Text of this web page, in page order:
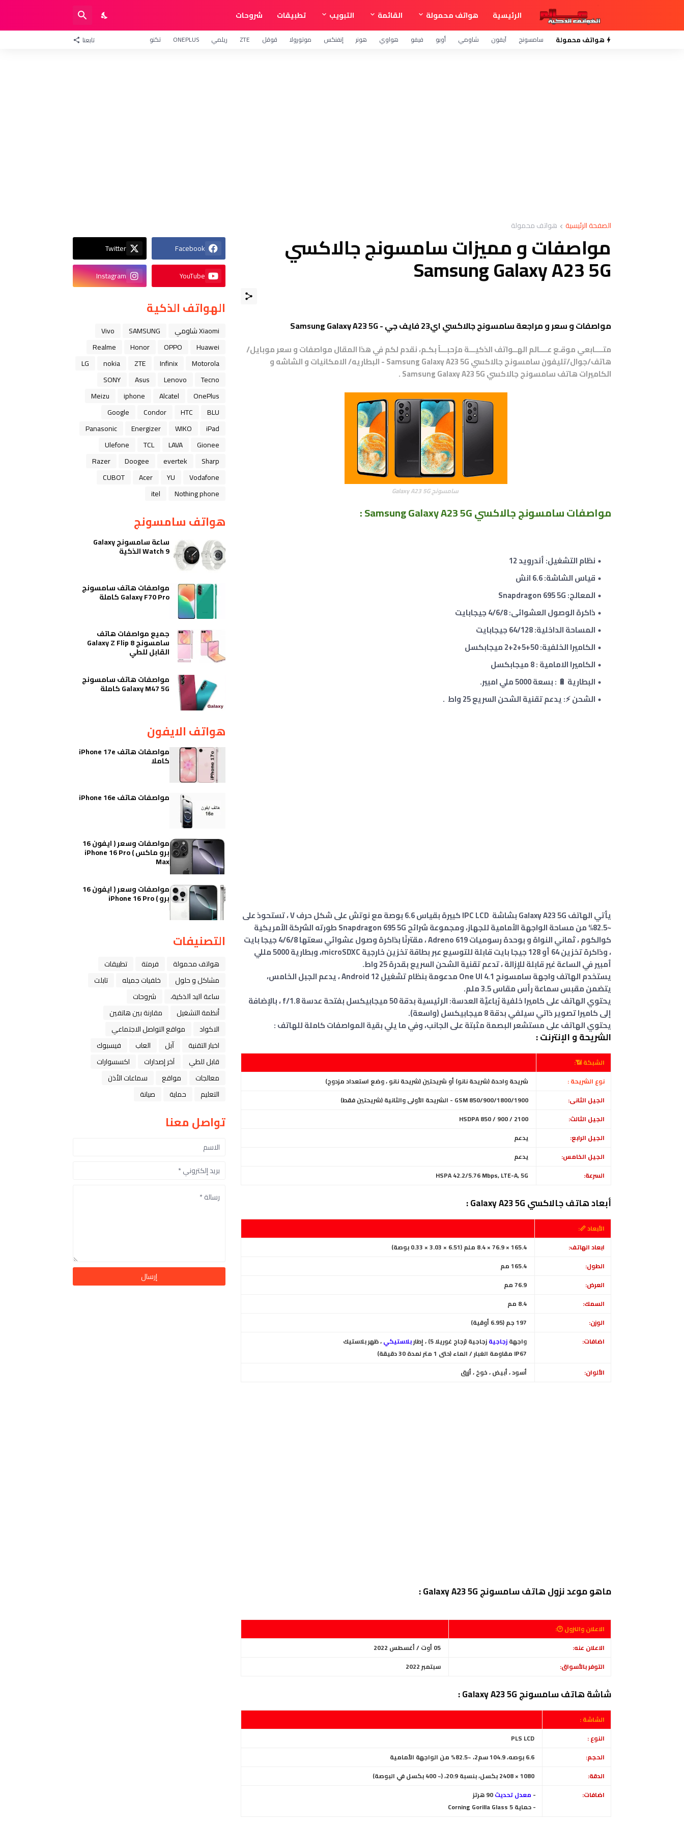
الرئيسية هواتف محمولة القائمة التبويب تطبيقات شروحات
هواتف محمولة سامسونج آيفون شاومي أوبو فيفو هواوي هونر إنفنكس موتورولا قوقل ZTE ريلمي ONEPLUS تكنو تابعنا
الصفحة الرئيسية هواتف محمولة
مواصفات و مميزات سامسونج جالاكسي
Samsung Galaxy A23 5G
مواصفات و سعر و مراجعة سامسونج جالاكسي اي23 فايف جي - Samsung Galaxy A23 5G
متــــابعي موقـع عــــالم الهــواتف الذكيـــة مرْحبـــاً بكـم، نقدم لكم في هذا المقال مواصفات و سعر موبايل/
هاتف/جوال/تليفون سامسونج جالاكسي Samsung Galaxy A23 5G - البطاريه/ الامكانيات و الشاشه و
الكاميرات هاتفسامسونج جالاكسيSamsung Galaxy A23 5G
.
سامسونج Galaxy A23 5G
مواصفاتسامسونج جالاكسي Samsung Galaxy A23 5G :
نظام التشغيل: أندرويد 12
قياس الشاشة: 6.6 انش
المعالج: Snapdragon 695 5G
ذاكرة الوصول العشوائى: 4/6/8 جيجابايت
المساحة الداخلية: 64/128 جيجابايت
الكاميرا الخلفية: 50+
5+2
+
2ميجابكسل
الكاميرا الامامية : 8 ميجابكسل
البطارية 🔋 : بسعة 5000 ملي امبير.
الشحن ⚡: يدعم تقنية الشحن السريع 25 واط .
يأتي الهاتف Galaxy A23 5G بشاشة IPC LCD كبيرة بقياس 6.6 بوصة مع نوتش على شكل حرف V ، تستحوذ على
~82.5% من مساحة الواجهة الأمامية للجهاز، ومجموعة شرائح Snapdragon 695 5G طورته الشركة الأمريكية
كوالكوم ، ثماني النواة و بوحدة رسوميات Adreno 619 ، مقترنًا بذاكرة وصول عشوائي سعتها 4/6/8 جيجا بايت
، وذاكرة تخزين 64 أو 128 جيجا بايت قابلة للتوسيع عبر بطاقة تخزين خارجية microSDXC، وبطارية 5000 مللي
أمبير في الساعة غير قابلة للإزالة ، تدعم تقنية الشحن السريع بقدرة 25 واط.
يستخدم الهاتف واجهة سامسونج One UI 4.1 مدعومة بنظام تشغيل Android 12 ، يدعم الجبل الخامس،
يتضمن مقبس سماعة رأس مقاس 3.5 ملم.
يحتوي الهاتف على كاميرا خلفية رُباعيَّة العدسة: الرئيسية بدقة 50 ميجابيكسل بفتحة عدسة f/1.8 ، بالإضافة
إلى كاميرا تصوير ذاتي سيلفي بدقة 8 ميجابيكسل (واسعة).
يحتوي الهاتف على مستشعر البصمة مثبتة على الجانب، وفي ما يلي بقية المواصفات كاملة للهاتف :
الشريحة و الإنترنت :
الشبكة 📶:
نوع الشريحة :
شريحة واحدة (شريحة نانو) أو شريحتين (شريحة نانو ، وضع استعداد مزدوج)
الجيل الثانى:
الجيل الثالث:
HSDPA 850 / 900 / 2100
الجيل الرابع:
يدعم
الجيل الخامس:
يدعم
السرعة:
HSPA 42.2/5.76 Mbps, LTE-A, 5G
أبعاد هاتف جالاكسي Galaxy A23 5G :
الأبعاد 📏:
ابعاد الهاتف:
165.4 × 76.9 × 8.4 ملم (6.51 × 3.03 × 0.33 بوصة)
الطول:
العرض:
76.9 مم
السمك:
8.4 مم
الوزن:
197 جم (6.95 أوقية)
اضافات:
واجهةزجاجيةزجاجية (زجاج غوريلا 5) ، إطار بلاستيكي، ظهر بلاستيك
الألوان:
أسود ، أبيض ، خوخ ، أزرق
ماهو موعد نزول هاتف سامسونج Galaxy A23 5G :
الاعلان والنزول 🕑:
الاعلان عنه:
التوفر بالأسواق:
سبتمبر 2022
شاشة هاتف سامسونج Galaxy A23 5G :
الشاشة :
النوع :
PLS LCD
الحجم:
6.6 بوصه، 104.9 سم2، ~82.5% من الواجهة الأمامية
الدقة:
1080 × 2408 بكسل، بنسبة 20:9
، (~ 400 بكسل في البوصة)
اضافات:
- معدل تحديث90 هرتز
- حماية Corning Gorilla Glass 5
Facebook
Twitter
YouTube
Instagram
الهواتف الذكية
Xiaomi شاومي SAMSUNG
Vivo
Huawei
OPPO
Honor
Realme
Motorola
Infinix
ZTE
nokia
LG
Tecno
Lenovo
Asus
SONY
OnePlus
Alcatel
iphone
Meizu
BLU
HTC
Condor
Google
iPad
WIKO
Energizer
Panasonic
Gionee
LAVA
TCL
Ulefone
Sharp
evertek
Doogee
Razer
Vodafone
YU
Acer
CUBOT
Nothing phone
itel
هواتف سامسونج
ساعة سامسونج Galaxy
Watch 9 الذكية
مواصفات هاتف سامسونج
Galaxy F70 Pro كاملة
جميع مواصفات هاتف
سامسونج Galaxy Z Flip 8
القابل للطي
مواصفات هاتف سامسونج
Galaxy M47 5G كاملة
هواتف الايفون
مواصفات هاتف iPhone 17e
كاملا
مواصفات هاتف iPhone 16e
مواصفات وسعر ( ايفون 16
برو ماكس ) iPhone 16 Pro
Max
مواصفات وسعر ( ايفون 16
برو ) iPhone 16 Pro
التصنيفات
هواتف محمولة فرمتة
تطبيقات
مشاكل و حلول
خلفيات جميله
تابلت
ﺳﺎﻋﺔ ﺍﻟﻴﺪ ﺍﻟﺬﻛﻴﺔ،
شروحات
أنظمة التشغيل
مقارنة بين هاتفين
الاكواد
مواقع التواصل الاجتماعي
اخبار التقنية
ﺁﺑﻞ العاب
فيسبوك
قابل للطي
آخر إصدارات
اكسسوارات
معالجات
مواقع
سماعات الأذن
التعليم
حماية صيانة
تواصل معنا